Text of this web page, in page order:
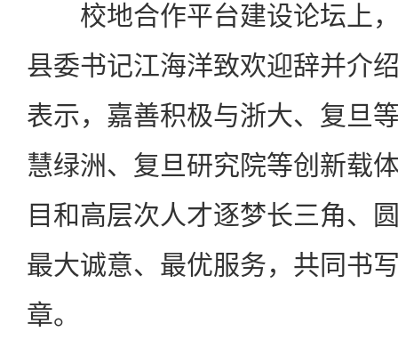
校地合作平台建设论坛上，
县委书记江海洋致欢迎辞并介
表示，嘉善积极与浙大、复旦
慧绿洲、复旦研究院等创新载
目和高层次人才逐梦长三角、
最大诚意、最优服务，共同书
章。